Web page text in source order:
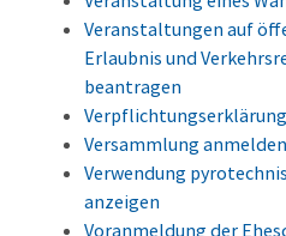
Veranstaltungen auf
Erlaubnis und
beantragen
Versammlung anmelden
Verwendung
anzeigen
Voranmeldung der